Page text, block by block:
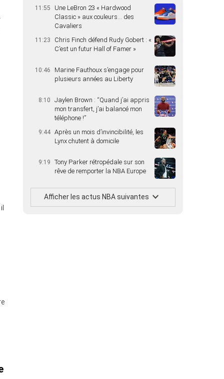
11:55
Une LeBron 23 « Hardwood
Classic » aux couleurs… des
Cavaliers
11:23
Chris Finch défend Rudy Gobert : «
C’est un futur Hall of Famer »
10:46
Marine Fauthoux s’engage pour
plusieurs années au Liberty
8:10
Jaylen Brown : “Quand j’ai appris
mon transfert, j’ai balancé mon
téléphone !”
9:44 Après un mois d’invincibilité, les
Lynx chutent à domicile
9:19
Tony Parker rétropédale sur son
rêve de remporter la NBA Europe
Afficher les actus NBA suivantes